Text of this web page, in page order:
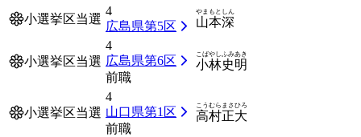
小選挙区当選
4
広島県第5区
山本
やまもと
深
しん
小選挙区当選
4
広島県第6区
前職
小林
こばやし
史明
ふみあき
小選挙区当選
4
山口県第1区
前職
高村
こうむら
正大
まさひろ